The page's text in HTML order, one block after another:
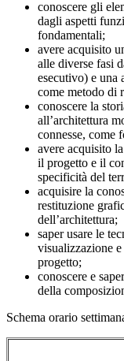
conoscere gli
dagli aspetti
fondamentali;
avere acquisito
alle diverse fasi
esecutivo) e una
come metodo di
conoscere la
all’architettura
connesse, come
avere acquisito
il progetto e il
specificità del
acquisire la
restituzione
dell’architettura;
saper usare le
visualizzazione
progetto;
conoscere e
della
Schema orario